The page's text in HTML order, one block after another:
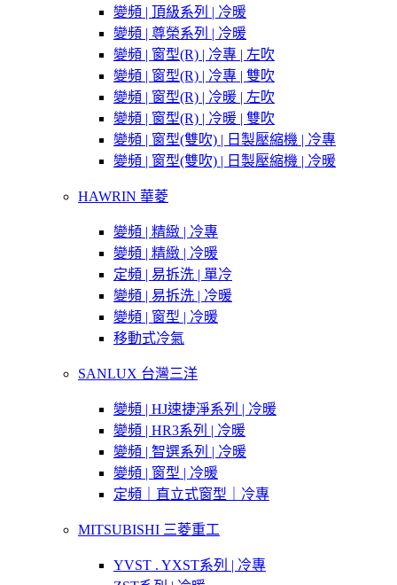
變頻 | 頂級系列 | 冷暖
變頻 | 尊榮系列 | 冷暖
變頻 | 窗型(R) | 冷專 | 左吹
變頻 | 窗型(R) | 冷專 | 雙吹
變頻 | 窗型(R) | 冷暖 | 左吹
變頻 | 窗型(R) | 冷暖 | 雙吹
變頻 | 窗型(雙吹) | 日製壓縮機 | 冷專
變頻 | 窗型(雙吹) | 日製壓縮機 | 冷暖
HAWRIN 華菱
變頻 | 精緻 | 冷專
變頻 | 精緻 | 冷暖
定頻 | 易拆洗 | 單冷
變頻 | 易拆洗 | 冷暖
變頻 | 窗型 | 冷暖
移動式冷氣
SANLUX 台灣三洋
變頻 | HJ速捷淨系列 | 冷暖
變頻 | HR3系列 | 冷暖
變頻 | 智選系列 | 冷暖
變頻 | 窗型 | 冷暖
定頻｜直立式窗型｜冷專
MITSUBISHI 三菱重工
YVST . YXST系列 | 冷專